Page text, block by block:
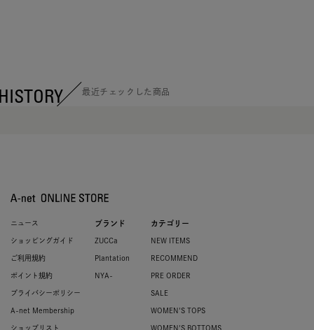
最近チェックした商品
ニュース
ショッピングガイド
ご利用規約
ポイント規約
プライバシーポリシー
A-net Membership
ショップリスト
ブランド
ZUCCa
Plantation
NYA-
カテゴリー
NEW ITEMS
RECOMMEND
PRE ORDER
SALE
WOMEN'S TOPS
WOMEN'S BOTTOMS